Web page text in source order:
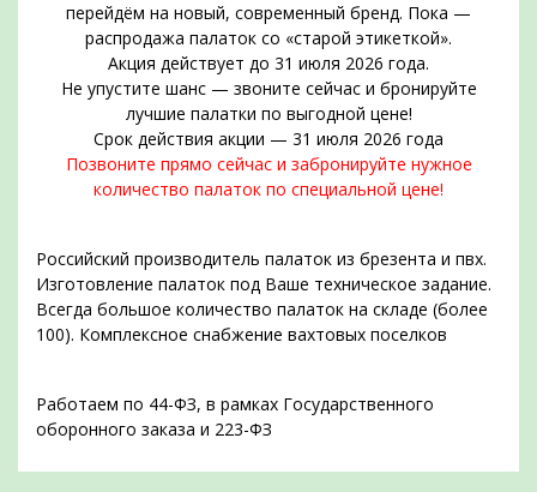
перейдём на новый, современный бренд. Пока —
распродажа палаток со «старой этикеткой».
Акция действует до 31 июля 2026 года.
Не упустите шанс — звоните сейчас и бронируйте
лучшие палатки по выгодной цене!
Срок действия акции — 31 июля 2026 года
Позвоните прямо сейчас и забронируйте нужное
количество палаток по специальной цене!
Российский производитель палаток из брезента и пвх.
Изготовление палаток под Ваше техническое задание.
Всегда большое количество палаток на складе (более
100). Комплексное снабжение вахтовых поселков
Работаем по 44-ФЗ, в рамках Государственного
оборонного заказа и 223-ФЗ
подобрать